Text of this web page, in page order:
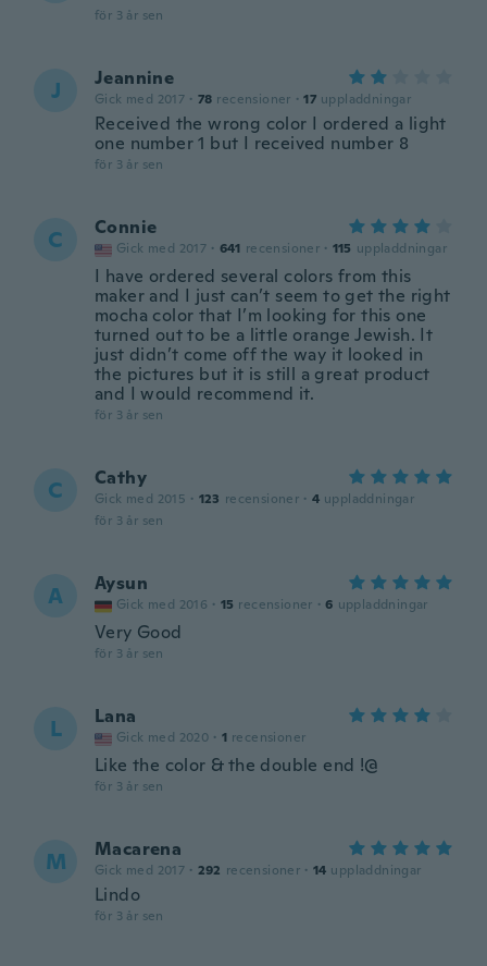
för 3 år sen
J Jeannine
Gick med 2017 · 78 recensioner · 17 uppladdningar
Received the wrong color I ordered a light
one number 1 but I received number 8
för 3 år sen
C Connie
Gick med 2017 · 641 recensioner · 115 uppladdningar
I have ordered several colors from this
maker and I just can’t seem to get the right
mocha color that I’m looking for this one
turned out to be a little orange Jewish. It
just didn’t come off the way it looked in
the pictures but it is still a great product
and I would recommend it.
för 3 år sen
C Cathy
Gick med 2015 · 123 recensioner · 4 uppladdningar
för 3 år sen
A Aysun
Gick med 2016 · 15 recensioner · 6 uppladdningar
Very Good
för 3 år sen
L Lana
Gick med 2020 · 1 recensioner
Like the color & the double end !@
för 3 år sen
M Macarena
Gick med 2017 · 292 recensioner · 14 uppladdningar
Lindo
för 3 år sen